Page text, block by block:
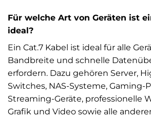
Für welche Art von Geräten ist
ideal?
Ein Cat.7 Kabel ist ideal für alle
Bandbreite und schnelle
erfordern. Dazu gehören Server,
Switches, NAS-Systeme, Gaming-
Streaming-Geräte, professionelle
Grafik und Video sowie alle